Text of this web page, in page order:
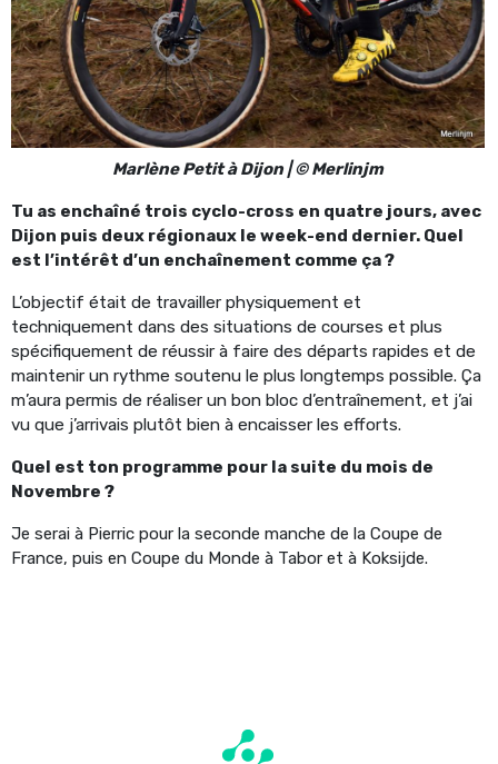
Marlène Petit à Dijon | © Merlinjm
Tu as enchaîné trois cyclo-cross en quatre jours, avec
Dijon puis deux régionaux le week-end dernier. Quel
est l’intérêt d’un enchaînement comme ça ?
L’objectif était de travailler physiquement et
techniquement dans des situations de courses et plus
spécifiquement de réussir à faire des départs rapides et de
maintenir un rythme soutenu le plus longtemps possible. Ça
m’aura permis de réaliser un bon bloc d’entraînement, et j’ai
vu que j’arrivais plutôt bien à encaisser les efforts.
Quel est ton programme pour la suite du mois de
Novembre ?
Je serai à Pierric pour la seconde manche de la Coupe de
France, puis en Coupe du Monde à Tabor et à Koksijde.